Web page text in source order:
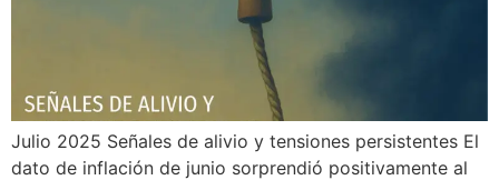
Julio 2025 Señales de alivio y tensiones persistentes El
dato de inflación de junio sorprendió positivamente al